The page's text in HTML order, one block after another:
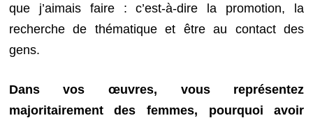
que j’aimais faire : c’est-à-dire la promotion, la
recherche de thématique et être au contact des
gens.
Dans vos œuvres, vous représentez
majoritairement des femmes, pourquoi avoir